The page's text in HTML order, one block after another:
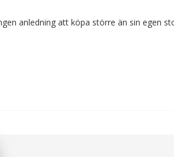
anledning att köpa större än sin egen